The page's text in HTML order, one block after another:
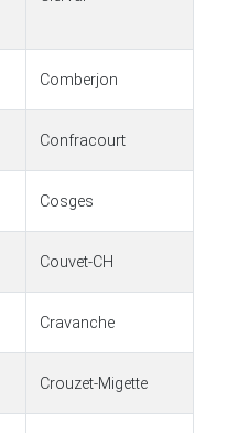
Comberjon
Confracourt
Cosges
Couvet-CH
Cravanche
Crouzet-Migette